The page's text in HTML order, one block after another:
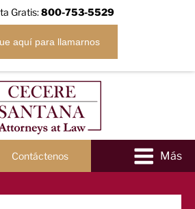
Gratis:800-753-5529
aquí para llamarnos
Contáctenos